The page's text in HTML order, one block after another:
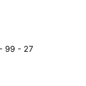
99 - 27